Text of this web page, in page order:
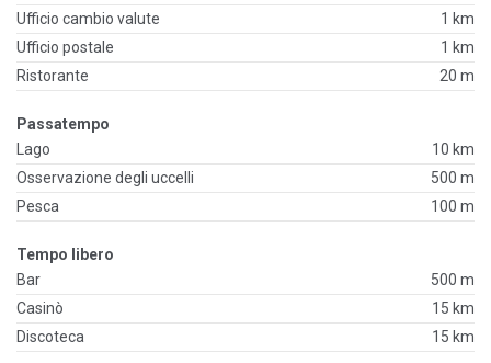
Ufficio cambio valute
1 km
Ufficio postale
1 km
Ristorante
20 m
Passatempo
Lago
10 km
Osservazione degli uccelli
500 m
Pesca
100 m
Tempo libero
Bar
500 m
Casinò
15 km
Discoteca
15 km